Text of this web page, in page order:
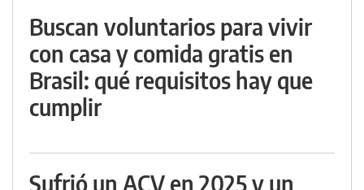
Buscan voluntarios para vivir
con casa y comida gratis en
Brasil: qué requisitos hay que
cumplir
Sufrió un ACV en 2025 y un